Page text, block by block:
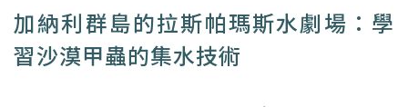
加納利群島的拉斯帕瑪斯水劇場：學
習沙漠甲蟲的集水技術